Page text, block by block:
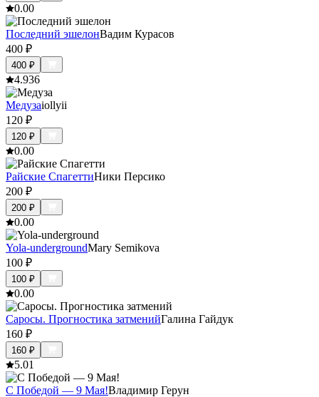
0.00
Последний эшелонВадим Курасов
400 ₽
400 ₽
4.936
Медузаiollyii
120 ₽
120 ₽
0.00
Райские СпагеттиНики Персико
200 ₽
200 ₽
0.00
Yola-undergroundMary Semikova
100 ₽
100 ₽
0.00
Саросы. Прогностика затменийГалина Гайдук
160 ₽
160 ₽
5.01
С Победой — 9 Мая!Владимир Герун